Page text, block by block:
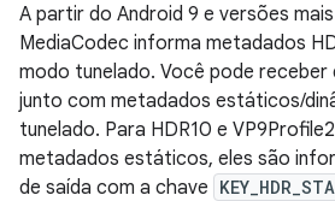
A partir do Android 9 e versões
MediaCodec informa metadados
modo tunelado. Você pode
junto com metadados estáticos/
tunelado. Para HDR10 e
metadados estáticos, eles são
de saída com a chave